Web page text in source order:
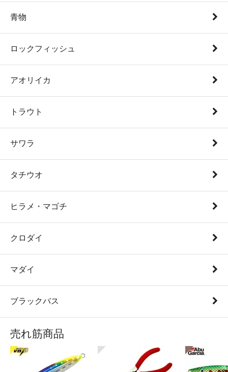
青物
ロックフィッシュ
アオリイカ
トラウト
サワラ
タチウオ
ヒラメ・マゴチ
クロダイ
マダイ
ブラックバス
売れ筋商品